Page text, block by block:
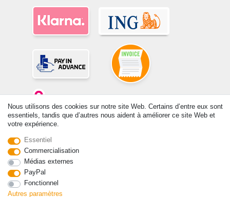
prix indiqués par le Vendeur au moment de la commande sont libellés
en Euros TTC. Les conditions s’appliquent aux livraisons en France !
Nous utilisons des cookies sur notre site Web. Certains d’entre eux sont
essentiels, tandis que d’autres nous aident à améliorer ce site Web et
votre expérience.
Essentiel
Commercialisation
Médias externes
PayPal
Fonctionnel
Autres paramètres
Rétracter le contrat ici